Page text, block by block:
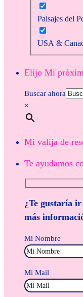
Paisajes del
USA &
Elijo Mi
Buscar ahora
×
Mi valija de
Te ayudamos
¿Te gustaría ir
más
Mi Nombre
Mi Mail